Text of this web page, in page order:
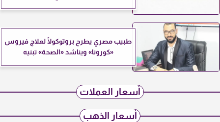
طبيب مصري يطرح بروتوكولًا لعلاج فيروس
«كورونا» ويناشد «الصحة» تبنيه
أسعار العملات
أسعار الذهب